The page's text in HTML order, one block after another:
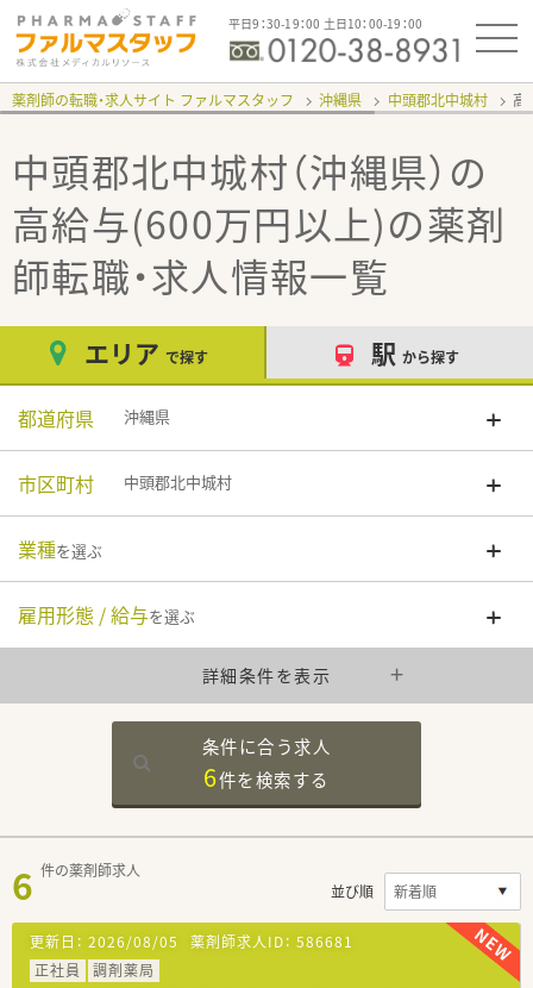
平日9：30-19：00 土日10：00-19：00
薬剤師の転職・求人サイト ファルマスタッフ 沖縄県 中頭郡北中城村 高
中頭郡北中城村（沖縄県）の
高給与(600万円以上)の薬剤
師転職・求人情報一覧
エリア で探す 駅 から探す
都道府県 沖縄県
市区町村 中頭郡北中城村
業種を選ぶ
雇用形態 / 給与を選ぶ
詳細条件を表示
条件に合う求人
6件を検索する
6 件の薬剤師求人
並び順
更新日： 2026/08/05 薬剤師求人ID： 586681
正社員
調剤薬局